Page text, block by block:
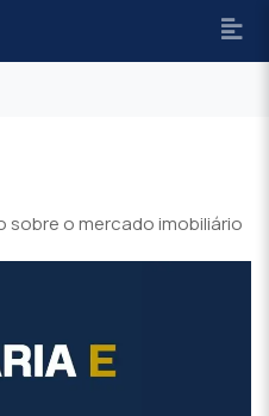
sobre o mercado imobiliário